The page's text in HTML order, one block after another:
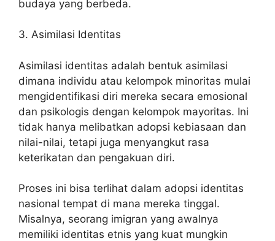
budaya yang berbeda.
3. Asimilasi Identitas
Asimilasi identitas adalah bentuk asimilasi
dimana individu atau kelompok minoritas mulai
mengidentifikasi diri mereka secara emosional
dan psikologis dengan kelompok mayoritas. Ini
tidak hanya melibatkan adopsi kebiasaan dan
nilai-nilai, tetapi juga menyangkut rasa
keterikatan dan pengakuan diri.
Proses ini bisa terlihat dalam adopsi identitas
nasional tempat di mana mereka tinggal.
Misalnya, seorang imigran yang awalnya
memiliki identitas etnis yang kuat mungkin